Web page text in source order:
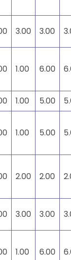
3.00 3.00
1.00 6.00
1.00 5.00
1.00 5.00
2.00 2.00
3.00 3.00
1.00 6.00